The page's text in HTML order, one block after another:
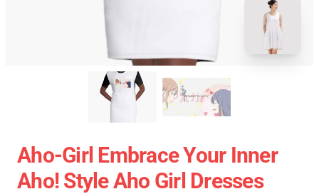
Aho-Girl Embrace Your Inner
Aho! Style Aho Girl Dresses